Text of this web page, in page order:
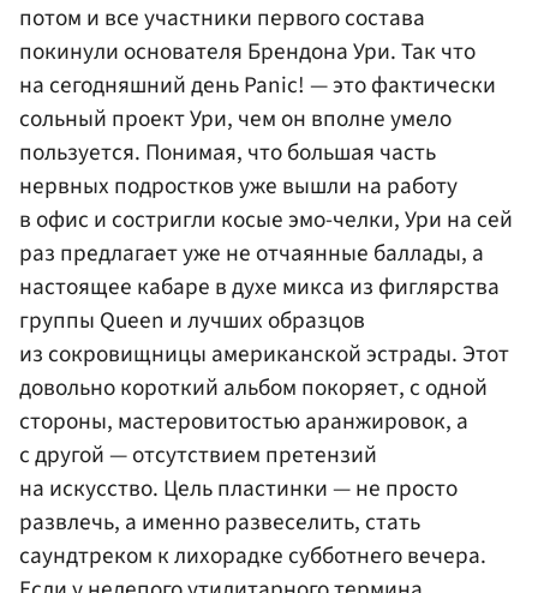
потом и все участники первого состава
покинули основателя Брендона Ури. Так что
на сегодняшний день Panic! — это фактически
сольный проект Ури, чем он вполне умело
пользуется. Понимая, что большая часть
нервных подростков уже вышли на работу
в офис и состригли косые эмо-челки, Ури на сей
раз предлагает уже не отчаянные баллады, а
настоящее кабаре в духе микса из фиглярства
группы Queen и лучших образцов
из сокровищницы американской эстрады. Этот
довольно короткий альбом покоряет, с одной
стороны, мастеровитостью аранжировок, а
с другой — отсутствием претензий
на искусство. Цель пластинки — не просто
развлечь, а именно развеселить, стать
саундтреком к лихорадке субботнего вечера.